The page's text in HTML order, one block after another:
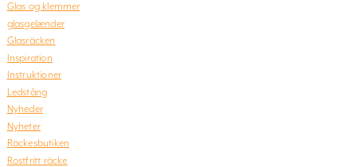
Glas og klemmer
glasgelænder
Glasräcken
Inspiration
Instruktioner
Ledstång
Nyheder
Nyheter
Räckesbutiken
Rostfritt räcke